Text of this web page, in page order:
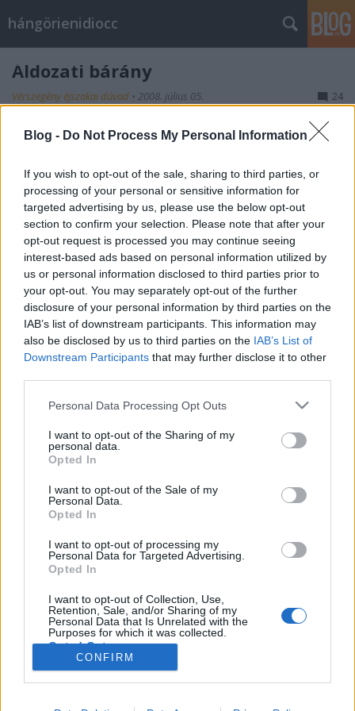
Blog - Do Not Process My Personal Information
If you wish to opt-out of the sale, sharing to third parties, or
processing of your personal or sensitive information for
targeted advertising by us, please use the below opt-out
section to confirm your selection. Please note that after your
opt-out request is processed you may continue seeing
interest-based ads based on personal information utilized by
us or personal information disclosed to third parties prior to
your opt-out. You may separately opt-out of the further
disclosure of your personal information by third parties on the
IAB’s list of downstream participants. This information may
also be disclosed by us to third parties on the IAB’s List of
Downstream Participants that may further disclose it to other
Please note that this website/app uses one or more Google
not limited to your visit or usage behaviour. You may click to
grant or deny consent to Google and its third-party tags to
use your data for below specified purposes in below Google
consent section.
Personal Data Processing Opt Outs
I want to opt-out of the Sharing of my
personal data.
Opted In
I want to opt-out of the Sale of my
Personal Data.
Opted In
I want to opt-out of processing my
Personal Data for Targeted Advertising.
Opted In
I want to opt-out of Collection, Use,
Retention, Sale, and/or Sharing of my
Personal Data that Is Unrelated with the
Purposes for which it was collected.
Opted Out
Google consents
I want to allow Google to enable storage
CONFIRM
hángörienidiocc
Áldozati bárány
Vérszegény éjszakai dúvad • 2008. július 05. 24
Még májusban történt, hogy a Napkeltében Verebes,
Comment.com is, interjút készített Gergényi Péterrel.
Verebes valami hihetetlenül brutális dolgot művel,
alig hiszem, hogy járt már ilyen mélyen valaha is.
Teljesen összemossák a…
Büszkeség és balítélet
Vérszegény éjszakai dúvad• 2008. július 04.
A meleg büszkeség napja van holnap, megint lesz
felvonulás, ellenfelvonulás, rendőri készenlét,
viszont sokkal nagyobb, hogy így teszik. Lássuk a
Régi kerékvágás
Vérszegény éjszakai dúvad •2008. július 04.
az történt, hogy még februárban megcsúsztam egy
kicsit (aminek komoly következményei voltak a
májusi hercehurca, úgyhogy végül is az utóbbi
időben csak kapkodtam, mint Bernát a…